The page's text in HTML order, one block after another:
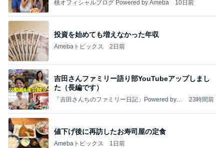
桃オフィシャルブログ Powered by Ameba 10日前
投資を始めても増えなかった年収
Amebaトピックス 2日前
吉田さんファミリー語り部YouTubeアップしまし
た（長編です）
「吉田さんちのファミリー日記」Powered by A
23時間前
値下げ後に再訪したお寿司屋の定食
Amebaトピックス 1日前